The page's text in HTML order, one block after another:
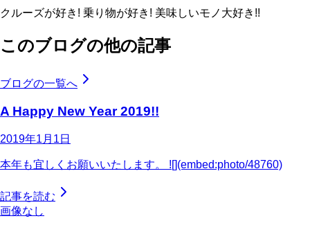
クルーズが好き! 乗り物が好き! 美味しいモノ大好き!!
このブログの他の記事
ブログの一覧へ
A Happy New Year 2019!!
2019年1月1日
本年も宜しくお願いいたします。 ![](embed:photo/48760)
記事を読む
画像なし